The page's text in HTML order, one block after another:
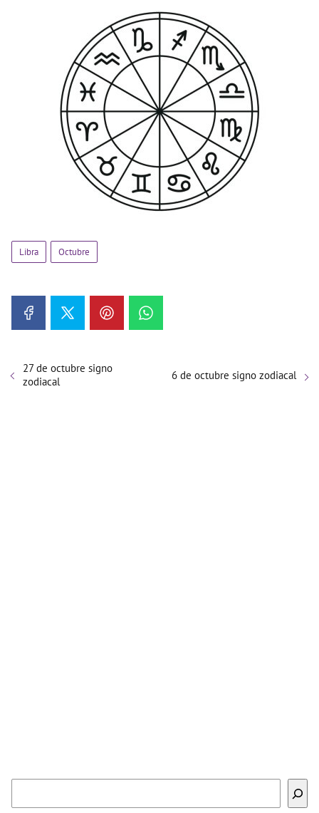
Libra Octubre
27 de octubre signo
zodiacal
6 de octubre signo zodiacal